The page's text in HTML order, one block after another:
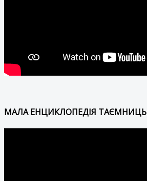
МАЛА ЕНЦИКЛОПЕДІЯ ТАЄМНИЦЬ